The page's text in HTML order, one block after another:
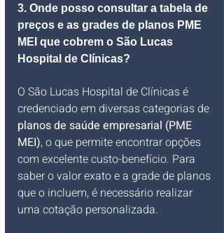
3. Onde posso consultar a tabela de
preços e as grades de planos PME
MEI que cobrem o São Lucas
Hospital de Clínicas?
O São Lucas Hospital de Clínicas é
credenciado em diversas categorias de
planos de saúde empresarial (PME
MEI), o que permite encontrar opções
com excelente custo-benefício. Para
saber o valor exato e a grade de planos
que o incluem, é necessário realizar
uma cotação personalizada.